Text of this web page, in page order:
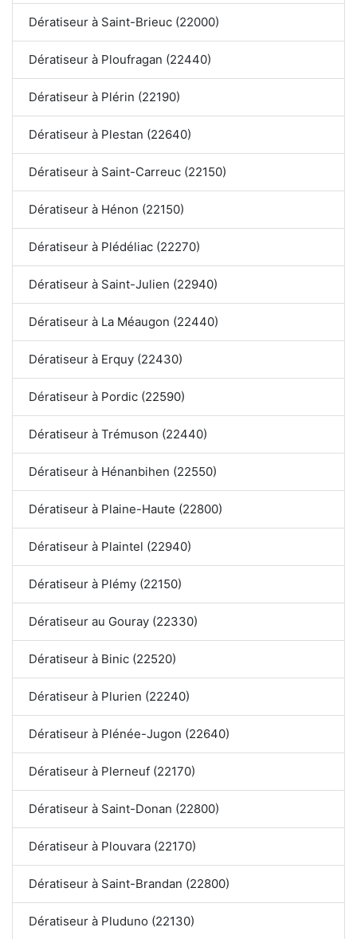
Dératiseur à Saint-Brieuc (22000)
Dératiseur à Ploufragan (22440)
Dératiseur à Plérin (22190)
Dératiseur à Plestan (22640)
Dératiseur à Saint-Carreuc (22150)
Dératiseur à Hénon (22150)
Dératiseur à Plédéliac (22270)
Dératiseur à Saint-Julien (22940)
Dératiseur à La Méaugon (22440)
Dératiseur à Erquy (22430)
Dératiseur à Pordic (22590)
Dératiseur à Trémuson (22440)
Dératiseur à Hénanbihen (22550)
Dératiseur à Plaine-Haute (22800)
Dératiseur à Plaintel (22940)
Dératiseur à Plémy (22150)
Dératiseur au Gouray (22330)
Dératiseur à Binic (22520)
Dératiseur à Plurien (22240)
Dératiseur à Plénée-Jugon (22640)
Dératiseur à Plerneuf (22170)
Dératiseur à Saint-Donan (22800)
Dératiseur à Plouvara (22170)
Dératiseur à Saint-Brandan (22800)
Dératiseur à Pluduno (22130)